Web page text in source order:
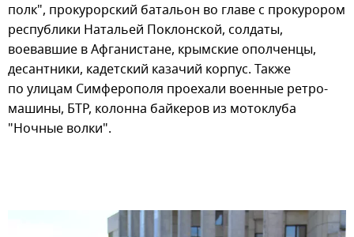
полк", прокурорский батальон во главе с прокурором
республики Натальей Поклонской, солдаты,
воевавшие в Афганистане, крымские ополченцы,
десантники, кадетский казачий корпус. Также
по улицам Симферополя проехали военные ретро-
машины, БТР, колонна байкеров из мотоклуба
"Ночные волки".